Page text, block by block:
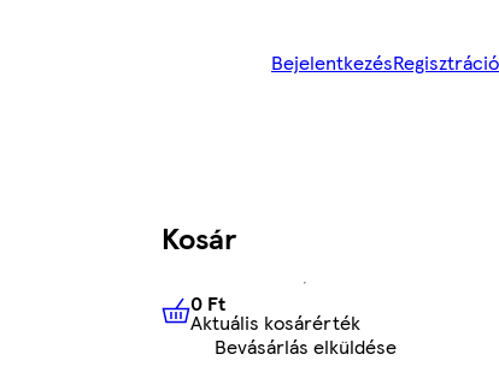
BejelentkezésRegisztráció
Kosár
0 FtAktuális kosárérték
0 Ft
Aktuális kosárérték
Bevásárlás elküldése